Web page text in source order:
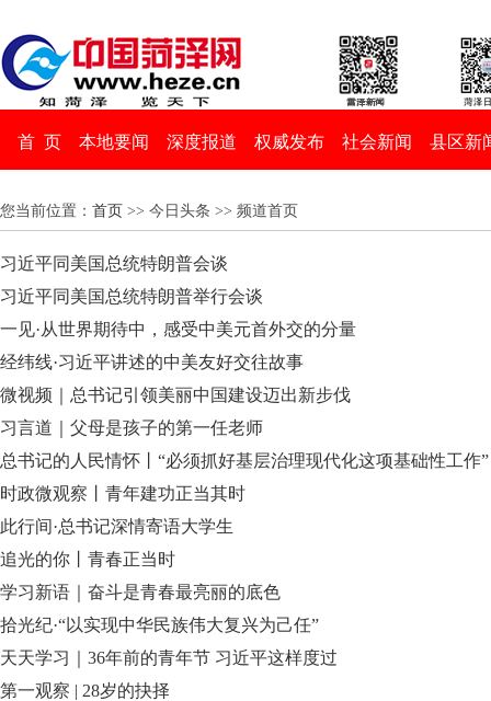
首 页 本地要闻 深度报道 权威发布 社会新闻 县区新
您当前位置： 首页 >> 今日头条 >> 频道首页
习近平同美国总统特朗普会谈
习近平同美国总统特朗普举行会谈
一见·从世界期待中，感受中美元首外交的分量
经纬线·习近平讲述的中美友好交往故事
微视频｜总书记引领美丽中国建设迈出新步伐
习言道｜父母是孩子的第一任老师
总书记的人民情怀丨“必须抓好基层治理现代化这项基础性工作”
时政微观察丨青年建功正当其时
此行间·总书记深情寄语大学生
追光的你丨青春正当时
学习新语｜奋斗是青春最亮丽的底色
拾光纪·“以实现中华民族伟大复兴为己任”
天天学习｜36年前的青年节 习近平这样度过
第一观察 | 28岁的抉择